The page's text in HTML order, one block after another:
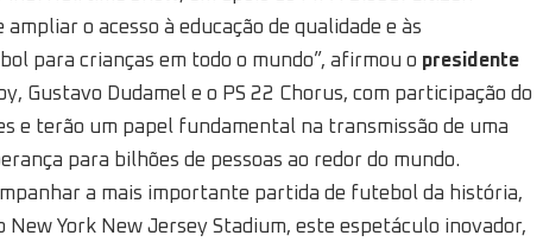
o acesso à educação de qualidade e às
para crianças em todo o mundo”, afirmou o presidente
Gustavo Dudamel e o PS 22 Chorus, com participação do
e terão um papel fundamental na transmissão de uma
para bilhões de pessoas ao redor do mundo.
a mais importante partida de futebol da história,
New York New Jersey Stadium, este espetáculo inovador,